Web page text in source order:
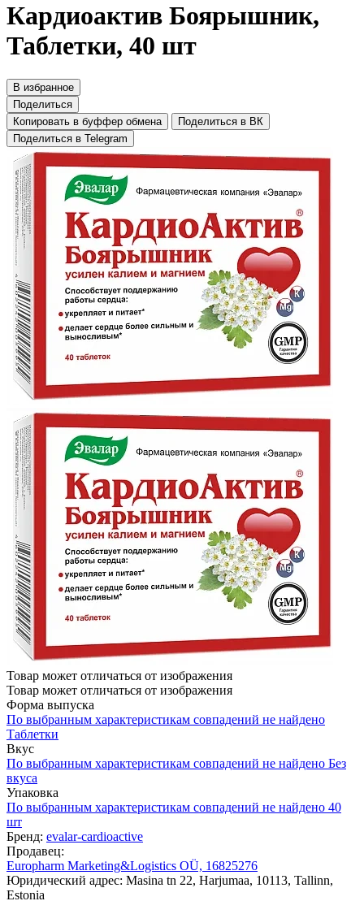
Кардиоактив Боярышник,
Таблетки, 40 шт
В избранное
Поделиться
Копировать в буффер обмена
Поделиться в ВК
Поделиться в Telegram
Товар может отличаться от изображения
Товар может отличаться от изображения
Форма выпуска
По выбранным характеристикам совпадений не найдено
Таблетки
Вкус
По выбранным характеристикам совпадений не найдено Без
вкуса
Упаковка
По выбранным характеристикам совпадений не найдено 40
шт
Бренд: evalar-cardioactive
Продавец:
Europharm Marketing&Logistics OÜ, 16825276
Юридический адрес: Masina tn 22, Harjumaa, 10113, Tallinn,
Estonia